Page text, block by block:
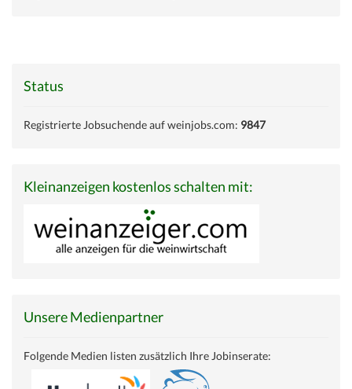
Status
Registrierte Jobsuchende auf weinjobs.com: 9847
Kleinanzeigen kostenlos schalten mit:
Unsere Medienpartner
Folgende Medien listen zusätzlich Ihre Jobinserate: